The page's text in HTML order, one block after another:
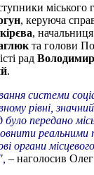
міського
, керуюча
,
та голови
рад
.
системи
рівні,
було передано
органи
– наголосив